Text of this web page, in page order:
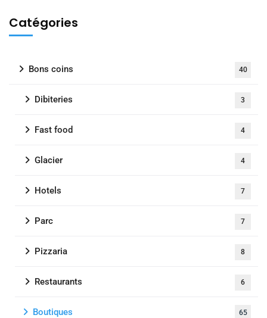
Catégories
Bons coins 40
Dibiteries 3
Fast food 4
Glacier 4
Hotels 7
Parc 7
Pizzaria 8
Restaurants 6
Boutiques 65